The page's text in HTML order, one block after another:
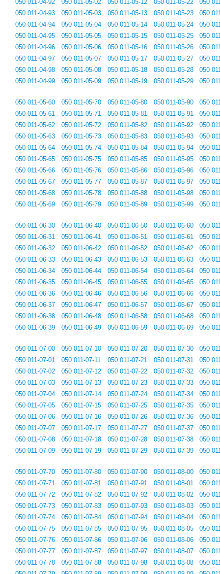
050 011-04-92
050 011-04-93
050 011-04-94
050 011-04-95
050 011-04-96
050 011-04-97
050 011-04-98
050 011-04-99
050 011-05-02
050 011-05-03
050 011-05-04
050 011-05-05
050 011-05-06
050 011-05-07
050 011-05-08
050 011-05-09
050 011-05-12
050 011-05-13
050 011-05-14
050 011-05-15
050 011-05-16
050 011-05-17
050 011-05-18
050 011-05-19
050 011-05-22
050 011-05-23
050 011-05-24
050 011-05-25
050 011-05-26
050 011-05-27
050 011-05-28
050 011-05-29
050
050
050
050
050
050
050
050
050 011-05-60
050 011-05-61
050 011-05-62
050 011-05-63
050 011-05-64
050 011-05-65
050 011-05-66
050 011-05-67
050 011-05-68
050 011-05-69
050 011-05-70
050 011-05-71
050 011-05-72
050 011-05-73
050 011-05-74
050 011-05-75
050 011-05-76
050 011-05-77
050 011-05-78
050 011-05-79
050 011-05-80
050 011-05-81
050 011-05-82
050 011-05-83
050 011-05-84
050 011-05-85
050 011-05-86
050 011-05-87
050 011-05-88
050 011-05-89
050 011-05-90
050 011-05-91
050 011-05-92
050 011-05-93
050 011-05-94
050 011-05-95
050 011-05-96
050 011-05-97
050 011-05-98
050 011-05-99
050
050
050
050
050
050
050
050
050
050
050 011-06-30
050 011-06-31
050 011-06-32
050 011-06-33
050 011-06-34
050 011-06-35
050 011-06-36
050 011-06-37
050 011-06-38
050 011-06-39
050 011-06-40
050 011-06-41
050 011-06-42
050 011-06-43
050 011-06-44
050 011-06-45
050 011-06-46
050 011-06-47
050 011-06-48
050 011-06-49
050 011-06-50
050 011-06-51
050 011-06-52
050 011-06-53
050 011-06-54
050 011-06-55
050 011-06-56
050 011-06-57
050 011-06-58
050 011-06-59
050 011-06-60
050 011-06-61
050 011-06-62
050 011-06-63
050 011-06-64
050 011-06-65
050 011-06-66
050 011-06-67
050 011-06-68
050 011-06-69
050
050
050
050
050
050
050
050
050
050
050 011-07-00
050 011-07-01
050 011-07-02
050 011-07-03
050 011-07-04
050 011-07-05
050 011-07-06
050 011-07-07
050 011-07-08
050 011-07-09
050 011-07-10
050 011-07-11
050 011-07-12
050 011-07-13
050 011-07-14
050 011-07-15
050 011-07-16
050 011-07-17
050 011-07-18
050 011-07-19
050 011-07-20
050 011-07-21
050 011-07-22
050 011-07-23
050 011-07-24
050 011-07-25
050 011-07-26
050 011-07-27
050 011-07-28
050 011-07-29
050 011-07-30
050 011-07-31
050 011-07-32
050 011-07-33
050 011-07-34
050 011-07-35
050 011-07-36
050 011-07-37
050 011-07-38
050 011-07-39
050
050
050
050
050
050
050
050
050
050
050 011-07-70
050 011-07-71
050 011-07-72
050 011-07-73
050 011-07-74
050 011-07-75
050 011-07-76
050 011-07-77
050 011-07-78
050 011-07-80
050 011-07-81
050 011-07-82
050 011-07-83
050 011-07-84
050 011-07-85
050 011-07-86
050 011-07-87
050 011-07-88
050 011-07-90
050 011-07-91
050 011-07-92
050 011-07-93
050 011-07-94
050 011-07-95
050 011-07-96
050 011-07-97
050 011-07-98
050 011-08-00
050 011-08-01
050 011-08-02
050 011-08-03
050 011-08-04
050 011-08-05
050 011-08-06
050 011-08-07
050 011-08-08
050
050
050
050
050
050
050
050
050